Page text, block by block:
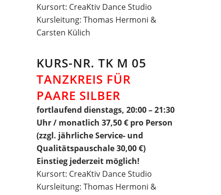
Kursort: CreaKtiv Dance Studio
Kursleitung: Thomas Hermoni &
Carsten Külich
KURS-NR. TK M 05
TANZKREIS FÜR
PAARE SILBER
fortlaufend dienstags, 20:00 – 21:30
Uhr / monatlich 37,50 € pro Person
(zzgl. jährliche Service- und
Qualitätspauschale 30,00 €)
Einstieg jederzeit möglich!
Kursort: CreaKtiv Dance Studio
Kursleitung: Thomas Hermoni &